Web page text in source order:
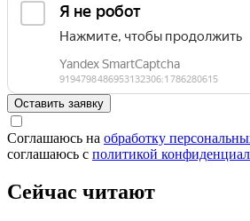
Оставить заявку
Соглашаюсь на обработку
соглашаюсь c политикой
Cейчас читают